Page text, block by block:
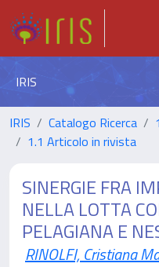
IRIS
IRIS Catalogo Ricerca
1.1 Articolo in rivista
SINERGIE FRA
NELLA LOTTA
PELAGIANA E
RINOLFI, Cristiana